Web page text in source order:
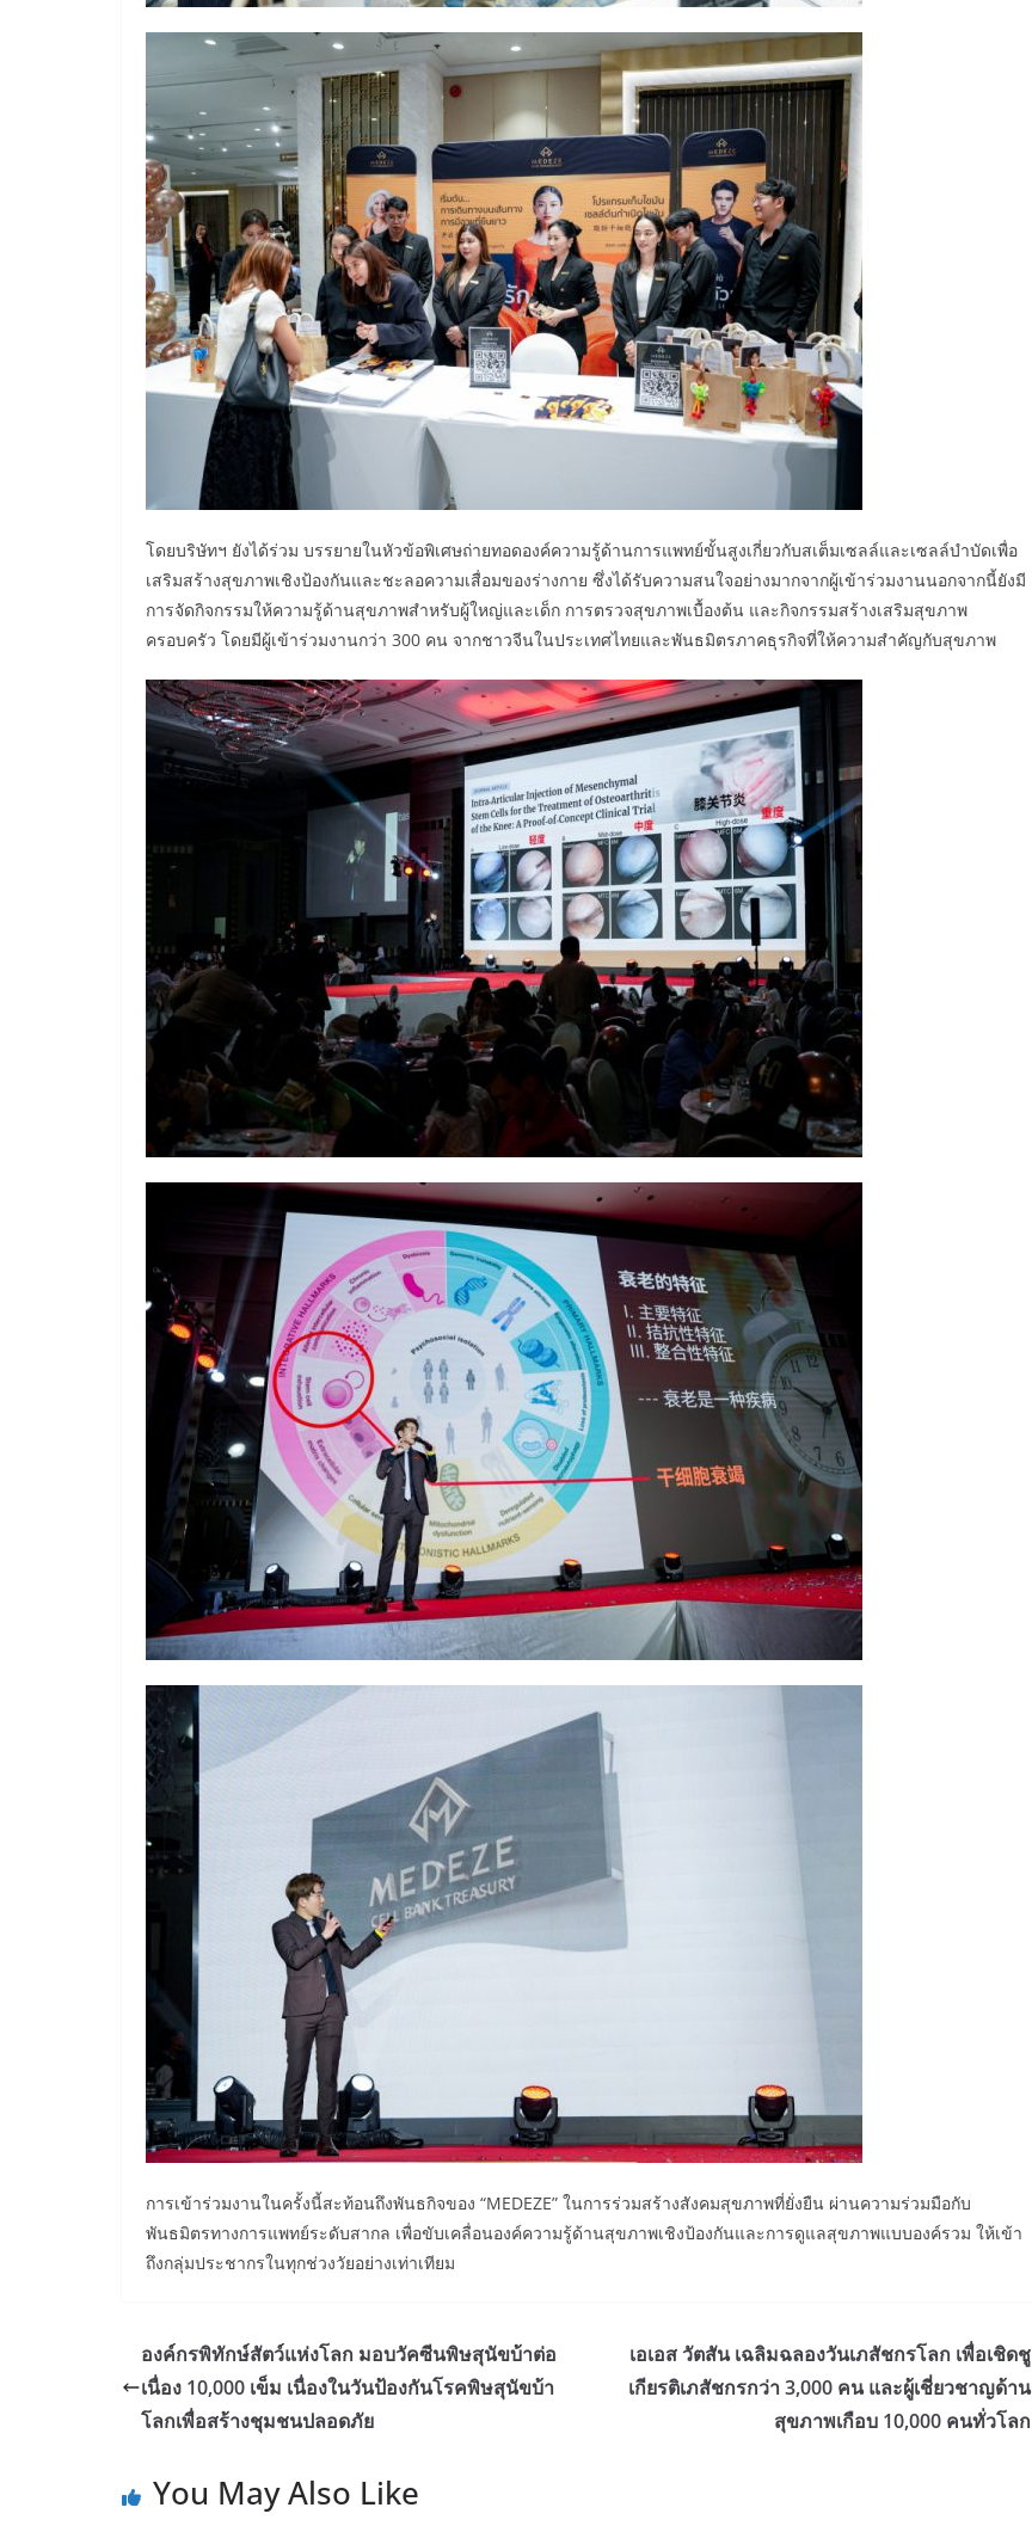
​โดยบริษัทฯ ยังได้ร่วม บรรยายในหัวข้อพิเศษถ่ายทอดองค์ความรู้ด้านการแพทย์ขั้นสูงเกี่ยวกับสเต็มเซลล์และเซลล์บำบัดเพื่อ
เสริมสร้างสุขภาพเชิงป้องกันและชะลอความเสื่อมของร่างกาย ซึ่งได้รับความสนใจอย่างมากจากผู้เข้าร่วมงานนอกจากนี้ยังมี
การจัดกิจกรรมให้ความรู้ด้านสุขภาพสำหรับผู้ใหญ่และเด็ก การตรวจสุขภาพเบื้องต้น และกิจกรรมสร้างเสริมสุขภาพ
ครอบครัว โดยมีผู้เข้าร่วมงานกว่า 300 คน จากชาวจีนในประเทศไทยและพันธมิตรภาคธุรกิจที่ให้ความสำคัญกับสุขภาพ
​การเข้าร่วมงานในครั้งนี้สะท้อนถึงพันธกิจของ “MEDEZE” ในการร่วมสร้างสังคมสุขภาพที่ยั่งยืน ผ่านความร่วมมือกับ
พันธมิตรทางการแพทย์ระดับสากล เพื่อขับเคลื่อนองค์ความรู้ด้านสุขภาพเชิงป้องกันและการดูแลสุขภาพแบบองค์รวม ให้เข้า
ถึงกลุ่มประชากรในทุกช่วงวัยอย่างเท่าเทียม
องค์กรพิทักษ์สัตว์แห่งโลก มอบวัคซีนพิษสุนัขบ้าต่อ
เนื่อง 10,000 เข็ม เนื่องในวันป้องกันโรคพิษสุนัขบ้า
โลกเพื่อสร้างชุมชนปลอดภัย
เอเอส วัตสัน เฉลิมฉลองวันเภสัชกรโลก เพื่อเชิดชู
เกียรติเภสัชกรกว่า 3,000 คน และผู้เชี่ยวชาญด้าน
สุขภาพเกือบ 10,000 คนทั่วโลก
You May Also Like